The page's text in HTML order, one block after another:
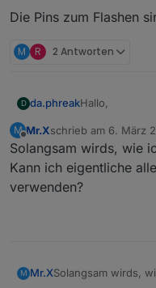
Die Pins zum Flashen
M R 2 Antworten
D da.phreakHallo,
grundsätzlich
Das mit der
noch nicht
mit Antenne
Die Pins zum
M
Offline
Mr.Xschrieb am 6. März
zuletzt editiert von
Solangsam wirds, wie
Kann ich eigentliche
verwenden?
M Mr.XSolangsam wirds,